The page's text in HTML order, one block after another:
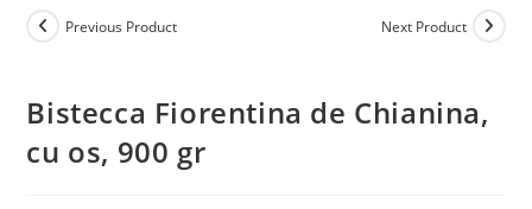
Previous Product Next Product
Bistecca Fiorentina de Chianina,
cu os, 900 gr